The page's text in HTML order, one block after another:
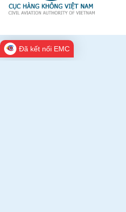
Đã kết nối EMC